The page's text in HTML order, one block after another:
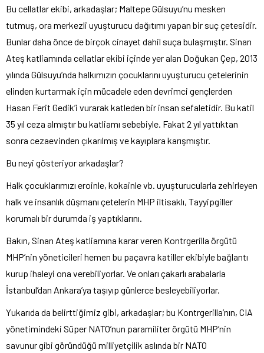
Bu cellatlar ekibi, arkadaşlar; Maltepe Gülsuyu’nu mesken
tutmuş, ora merkezli uyuşturucu dağıtımı yapan bir suç çetesidir.
Bunlar daha önce de birçok cinayet dahil suça bulaşmıştır. Sinan
Ateş katliamında cellatlar ekibi içinde yer alan Doğukan Çep, 2013
yılında Gülsuyu’nda halkımızın çocuklarını uyuşturucu çetelerinin
elinden kurtarmak için mücadele eden devrimci gençlerden
Hasan Ferit Gedik’i vurarak katleden bir insan sefaletidir. Bu katil
35 yıl ceza almıştır bu katliamı sebebiyle. Fakat 2 yıl yattıktan
sonra cezaevinden çıkarılmış ve kayıplara karışmıştır.
Bu neyi gösteriyor arkadaşlar?
Halk çocuklarımızı eroinle, kokainle vb. uyuşturucularla zehirleyen
halk ve insanlık düşmanı çetelerin MHP iltisaklı, Tayyipgiller
korumalı bir durumda iş yaptıklarını.
Bakın, Sinan Ateş katliamına karar veren Kontrgerilla örgütü
MHP’nin yöneticileri hemen bu paçavra katiller ekibiyle bağlantı
kurup ihaleyi ona verebiliyorlar. Ve onları çakarlı arabalarla
İstanbul’dan Ankara’ya taşıyıp günlerce besleyebiliyorlar.
Yukarıda da belirttiğimiz gibi, arkadaşlar; bu Kontrgerilla’nın, CIA
yönetimindeki Süper NATO’nun paramiliter örgütü MHP’nin
savunur gibi göründüğü milliyetçilik aslında bir NATO